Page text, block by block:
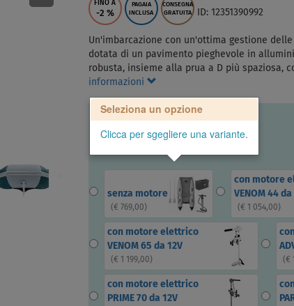
FINO A
-2 %
PAGAIA
INCLUSA
CONSEGNA
GRATUITA
ID: 12351390992
Un'imbarcazione con un'ottima gestione
dotata di un pavimento pieghevole in
robusta, insieme alla prua a D più spaziosa,
informazioni
Seleziona un opzione
Clicca per sgegliere una variante.
senza motore
(€ 769,00)
con motore
VENOM 44 da
(€ 1 054,00)
con motore elettrico
VENOM 65 da 12V
(€ 1 199,00) (€
con motore elettrico
PRIME 70 da 12V